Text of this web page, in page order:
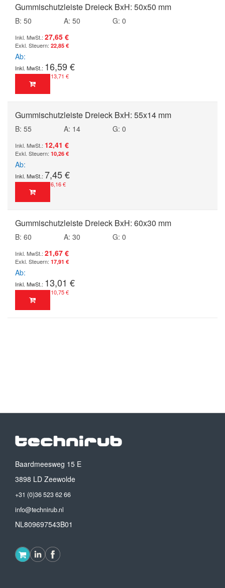
Gummischutzleiste Dreieck BxH: 50x50 mm
B: 50 A: 50
G: 0
27,65 €
22,85 €
Ab
16,59 €
13,71 €
Gummischutzleiste Dreieck BxH: 55x14 mm
B: 55 A: 14
G: 0
12,41 €
10,26 €
Ab
7,45 €
6,16 €
Gummischutzleiste Dreieck BxH: 60x30 mm
B: 60 A: 30
G: 0
21,67 €
17,91 €
Ab
13,01 €
10,75 €
Baardmeesweg 15 E
3898 LD Zeewolde
+31 (0)36 523 62 66
info@technirub.nl
NL809697543B01